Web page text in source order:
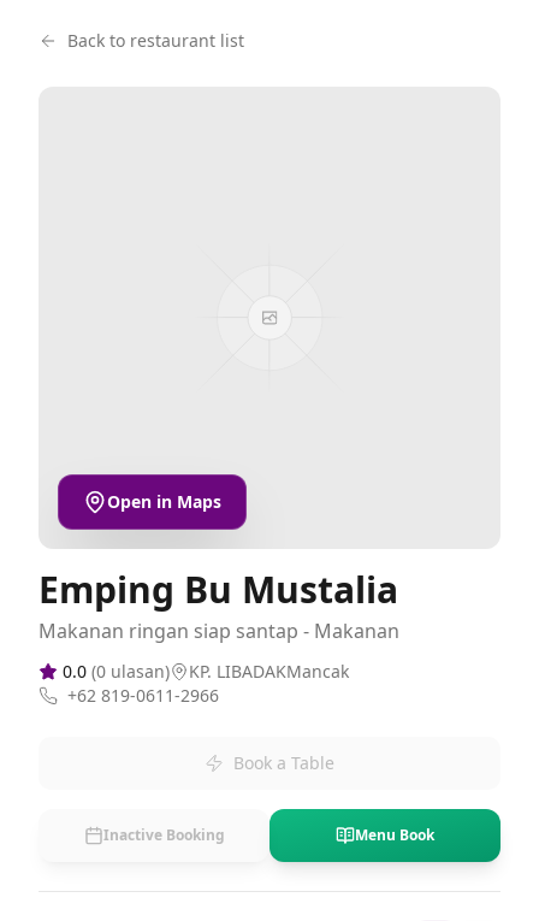
Back to restaurant list
Open in Maps
Emping Bu Mustalia
Makanan ringan siap santap - Makanan
0.0 (0 ulasan)
KP. LIBADAKMancak
+62 819-0611-2966
Book a Table
Inactive Booking Menu Book